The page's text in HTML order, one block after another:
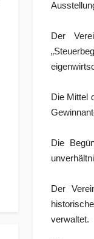
Der
Die Mittel
Die
Der
verwaltet.